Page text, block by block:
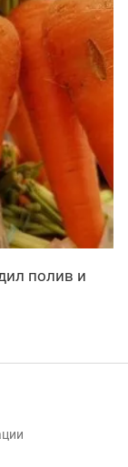
полив и